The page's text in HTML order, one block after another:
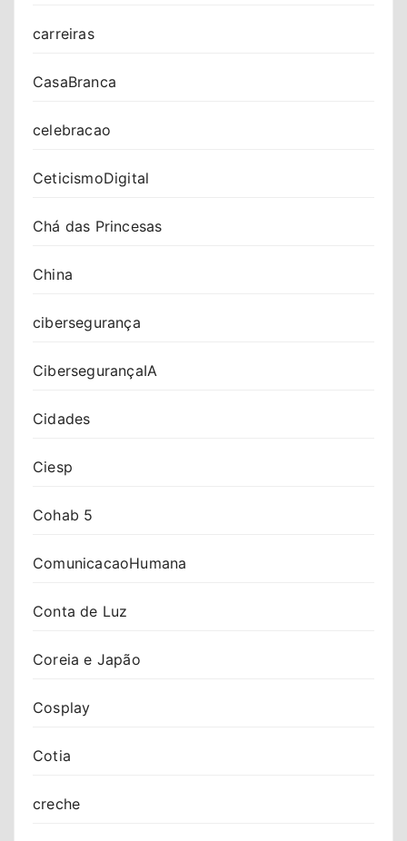
carreiras
CasaBranca
celebracao
CeticismoDigital
Chá das Princesas
China
cibersegurança
CibersegurançaIA
Cidades
Ciesp
Cohab 5
ComunicacaoHumana
Conta de Luz
Coreia e Japão
Cosplay
Cotia
creche